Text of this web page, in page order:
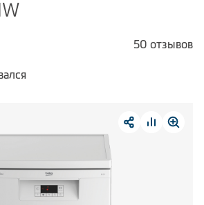
и сушильные машины
машины
техника
техника
50 отзывов